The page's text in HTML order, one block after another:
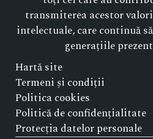
transmiterea acestor
intelectuale, care continuă
generațiile
Hartă site
Termeni și condiții
Politica cookies
Politică de confidențialitate
Protecția datelor personale